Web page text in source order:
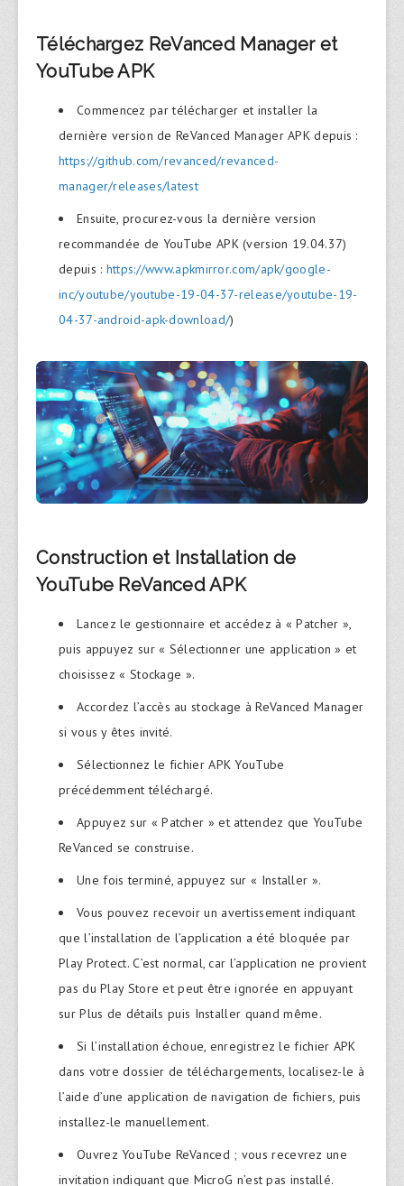
Téléchargez ReVanced Manager et
YouTube APK
Commencez par télécharger et installer la
dernière version de ReVanced Manager APK depuis :
https://github.com/revanced/revanced-
manager/releases/latest
Ensuite, procurez-vous la dernière version
recommandée de YouTube APK (version 19.04.37)
depuis : https://www.apkmirror.com/apk/google-
inc/youtube/youtube-19-04-37-release/youtube-19-
04-37-android-apk-download/)
Construction et Installation de
YouTube ReVanced APK
Lancez le gestionnaire et accédez à « Patcher »,
puis appuyez sur « Sélectionner une application » et
choisissez « Stockage ».
Accordez l’accès au stockage à ReVanced Manager
si vous y êtes invité.
Sélectionnez le fichier APK YouTube
précédemment téléchargé.
Appuyez sur « Patcher » et attendez que YouTube
ReVanced se construise.
Une fois terminé, appuyez sur « Installer ».
Vous pouvez recevoir un avertissement indiquant
que l’installation de l’application a été bloquée par
Play Protect. C’est normal, car l’application ne provient
pas du Play Store et peut être ignorée en appuyant
sur Plus de détails puis Installer quand même.
Si l’installation échoue, enregistrez le fichier APK
dans votre dossier de téléchargements, localisez-le à
l’aide d’une application de navigation de fichiers, puis
installez-le manuellement.
Ouvrez YouTube ReVanced ; vous recevrez une
invitation indiquant que MicroG n’est pas installé.